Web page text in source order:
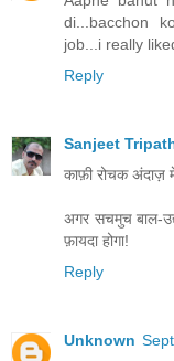
di...bacchon
job...i really
Reply
Sanjeet
काफ़ी रोचक अंदाज़
अगर सचमुच बाल-
फ़ायदा होगा!
Reply
Unknown